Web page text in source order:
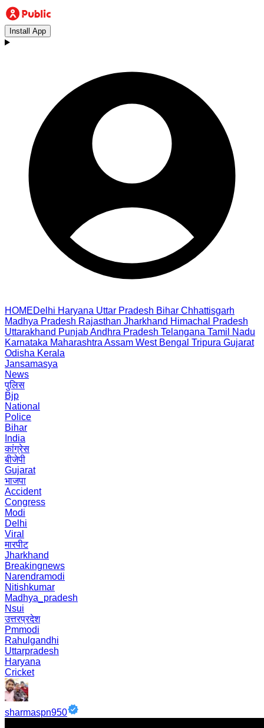
Install App
HOMEDelhi Haryana Uttar Pradesh Bihar Chhattisgarh
Madhya Pradesh Rajasthan Jharkhand Himachal Pradesh
Uttarakhand PunjabAndhra Pradesh Telangana Tamil Nadu
Karnataka Maharashtra Assam West Bengal Tripura Gujarat
Odisha Kerala
Jansamasya
News
पुलिस
Bjp
National
Police
Bihar
India
कांग्रेस
बीजेपी
Gujarat
भाजपा
Accident
Congress
Modi
Delhi
Viral
मारपीट
Jharkhand
Breakingnews
Narendramodi
Nitishkumar
Madhya_pradesh
Nsui
उत्तरप्रदेश
Pmmodi
Rahulgandhi
Uttarpradesh
Haryana
Cricket
sharmaspn950